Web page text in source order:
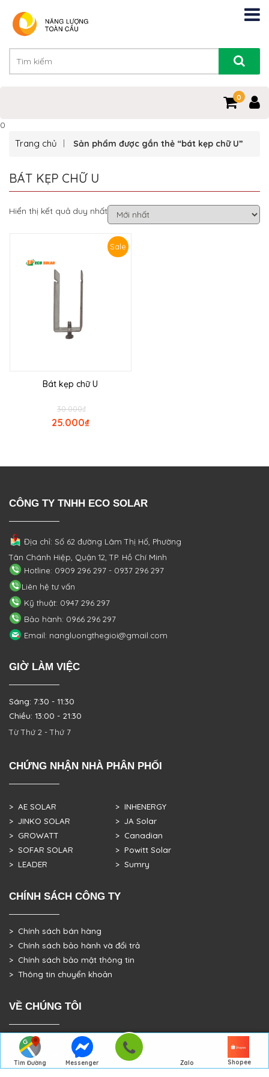
0
Tìm Đường
Messenger
Zalo Shopee
0
Trang chủ Sản phẩm được gắn thẻ “bát kẹp chữ U”
BÁT KẸP CHỮ U
Hiển thị kết quả duy nhất
Sale
Bát kẹp chữ U
₫
30.000
₫
25.000
CÔNG TY TNHH ECO SOLAR
Địa chỉ: Số 62 đường Lâm Thị Hố, Phường
Tân Chánh Hiệp, Quận 12, TP. Hồ Chí Minh
Hotline: 0909 296 297 - 0937 296 297
Liên hệ tư vấn
Kỹ thuật: 0947 296 297
Bảo hành: 0966 296 297
Email: nangluongthegioi@gmail.com
GIỜ LÀM VIỆC
Sáng: 7:30 - 11:30
Chiều: 13:00 - 21:30
Từ Thứ 2 - Thứ 7
CHỨNG NHẬN NHÀ PHÂN PHỐI
> AE SOLAR
> JINKO SOLAR
> GROWATT
> SOFAR SOLAR
> LEADER
> INHENERGY
> JA Solar
> Canadian
> Powitt Solar
> Sumry
CHÍNH SÁCH CÔNG TY
> Chính sách bán hàng
> Chính sách bảo hành và đổi trả
> Chính sách bảo mật thông tin
> Thông tin chuyển khoản
VỀ CHÚNG TÔI
> GIỚI THIỆU
> TRANG CHỦ
> DỰ ÁN THỰC TẾ